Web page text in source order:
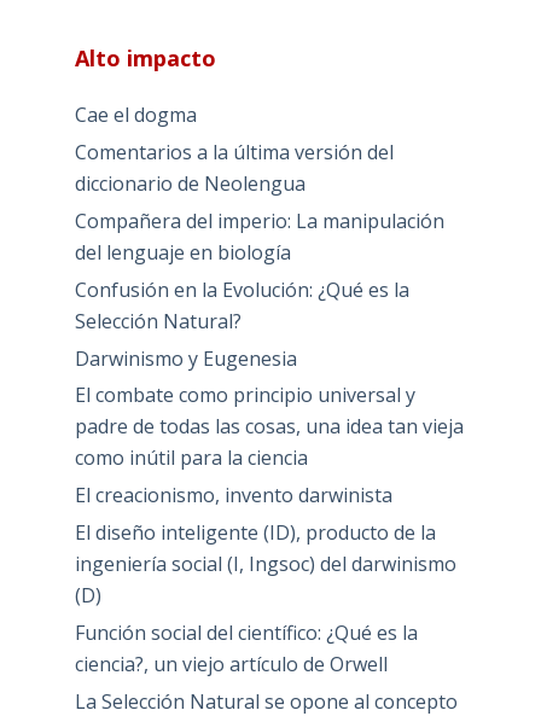
Alto impacto
Cae el dogma
Comentarios a la última versión del
diccionario de Neolengua
Compañera del imperio: La manipulación
del lenguaje en biología
Confusión en la Evolución: ¿Qué es la
Selección Natural?
Darwinismo y Eugenesia
El combate como principio universal y
padre de todas las cosas, una idea tan vieja
como inútil para la ciencia
El creacionismo, invento darwinista
El diseño inteligente (ID), producto de la
ingeniería social (I, Ingsoc) del darwinismo
(D)
Función social del científico: ¿Qué es la
ciencia?, un viejo artículo de Orwell
La Selección Natural se opone al concepto